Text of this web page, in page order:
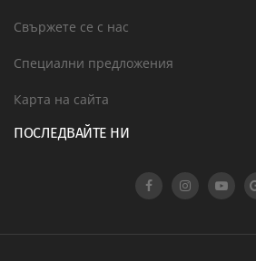
Свържете се с нас
Специални предложения
Карта на сайта
ПОСЛЕДВАЙТЕ НИ